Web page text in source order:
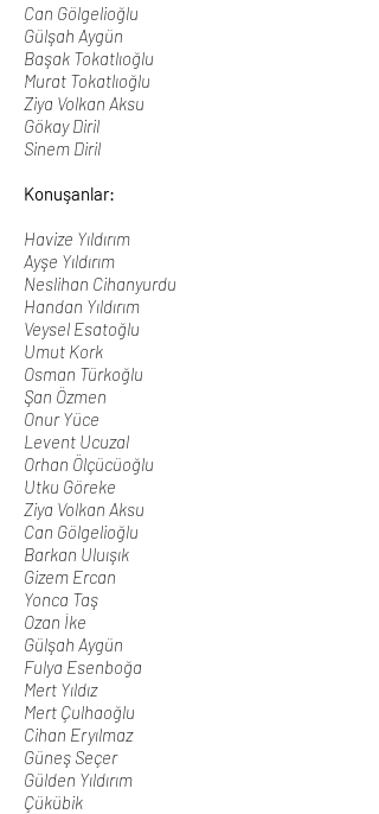
Can Gölgelioğlu
Gülşah Aygün
Başak Tokatlıoğlu
Murat Tokatlıoğlu
Ziya Volkan Aksu
Gökay Diril
Sinem Diril
Konuşanlar:
Havize Yıldırım
Ayşe Yıldırım
Neslihan Cihanyurdu
Handan Yıldırım
Veysel Esatoğlu
Umut Kork
Osman Türkoğlu
Şan Özmen
Onur Yüce
Levent Ucuzal
Orhan Ölçücüoğlu
Utku Göreke
Ziya Volkan Aksu
Can Gölgelioğlu
Barkan Uluışık
Gizem Ercan
Yonca Taş
Ozan İke
Gülşah Aygün
Fulya Esenboğa
Mert Yıldız
Mert Çulhaoğlu
Cihan Eryılmaz
Güneş Seçer
Gülden Yıldırım
Çükübik